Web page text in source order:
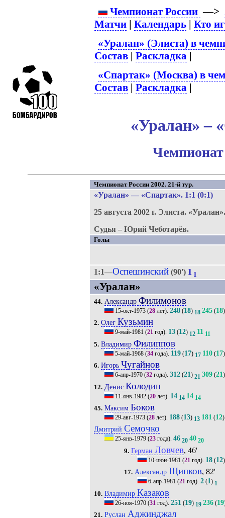
Чемпионат России —>
Матчи |Календарь |Кто
«Уралан» (Элиста) в
Состав |Раскладка |
«Спартак» (Москва) в
Состав |Раскладка |
«Уралан» –
Чемпионат
Чемпионат России 2002. 21-й тур.
«Уралан» — «Спартак». 1:1 (0:1)
25 августа 2002 г. Элиста.
Судья – Юрий Чеботарёв.
Голы
1:1—Оспешинский(90') 1 1
«Уралан»
44. Александр Филимонов
15-окт-1973(28лет). 248(18) 18 245(18)
2. Олег Кузьмин
9-май-1981 (21год). 13(12) 12 11 11
5. Владимир Филиппов
5-май-1968(34года). 119(17) 17 110(17)
6. Игорь Чугайнов
6-апр-1970(32года). 312(21) 21 309(21)
12. Денис Колодин
11-янв-1982(20лет). 14 14 14 14
45. Максим Боков
29-авг-1973(28лет). 188(13) 13 181(12)
Дмитрий Семочко
25-янв-1979(23года). 46 20 40 20
9. Герман Ловчев, 46'
10-июн-1981 (21 год). 18 (12)
17. Александр Щипков, 82'
6-апр-1981 (21 год).2 (1) 1
10. Владимир Казаков
26-ноя-1970(31 год). 251 (19) 19 236(19
21. Руслан Аджинджал